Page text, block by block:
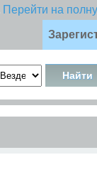
Перейти на